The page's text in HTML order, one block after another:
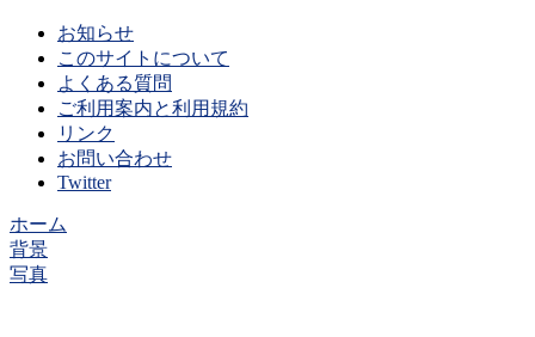
お知らせ
このサイトについて
よくある質問
ご利用案内と利用規約
リンク
お問い合わせ
Twitter
ホーム
背景
写真